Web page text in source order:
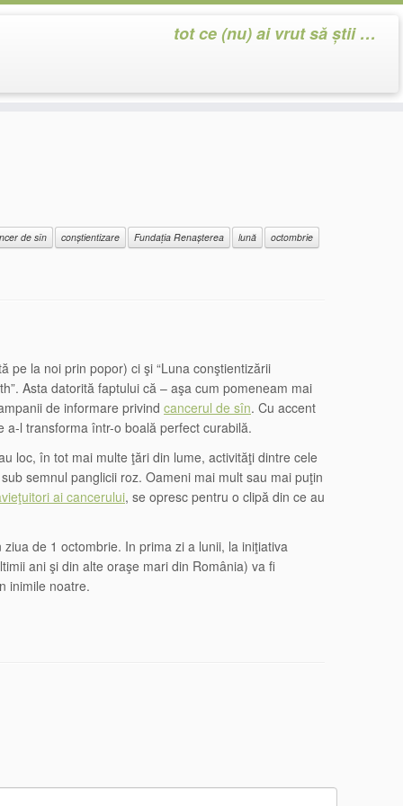
tot ce (nu) ai vrut să știi …
de sîn conștientizare Fundația Renașterea lună octombrie
pe la noi prin popor) ci şi “Luna conştientizării
Asta datorită faptului că – aşa cum pomeneam mai
de informare privind cancerul de sîn. Cu accent
l transforma într-o boală perfect curabilă.
loc, în tot mai multe ţări din lume, activităţi dintre cele
semnul panglicii roz. Oameni mai mult sau mai puţin
ai cancerului, se opresc pentru o clipă din ce au
de 1 octombrie. In prima zi a lunii, la iniţiativa
ani şi din alte oraşe mari din România) va fi
inimile noatre.